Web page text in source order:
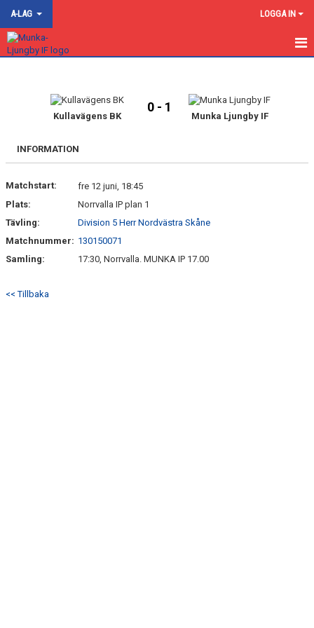
A-LAG LOGGA IN
HA DIVISION 5 NORRA SKÅNE
HR DIV.3 NORDVÄSTRA B
TRUPPEN
Kullavägens BK
0 - 1
Munka Ljungby IF
INFORMATION
Matchstart:
fre 12 juni, 18:45
Plats:
Norrvalla IP plan 1
Tävling:
Division 5 Herr Nordvästra Skåne
Matchnummer: 130150071
Samling:
17:30, Norrvalla. MUNKA IP 17.00
<< Tillbaka